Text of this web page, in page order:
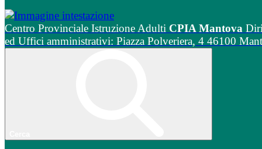
Centro Provinciale Istruzione Adulti CPIA Mantova
ed Uffici amministrativi: Piazza Polveriera, 4 46100